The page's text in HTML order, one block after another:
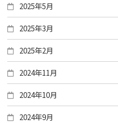
2025年5月
2025年3月
2025年2月
2024年11月
2024年10月
2024年9月